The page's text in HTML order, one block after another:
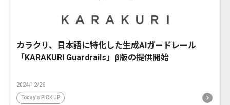
カラクリ、日本語に特化した生成AIガードレール
「KARAKURI Guardrails」β版の提供開始
2024/12/26
Today's PICK UP